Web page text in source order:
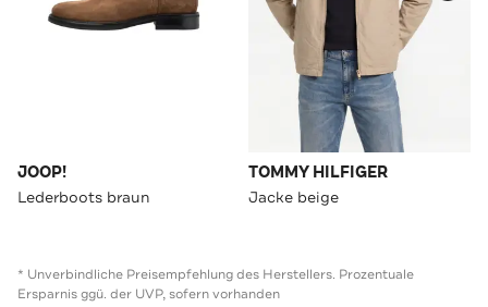
JOOP!
Lederboots braun
TOMMY HILFIGER
Jacke beige
* Unverbindliche Preisempfehlung des Herstellers. Prozentuale
Ersparnis ggü. der UVP, sofern vorhanden